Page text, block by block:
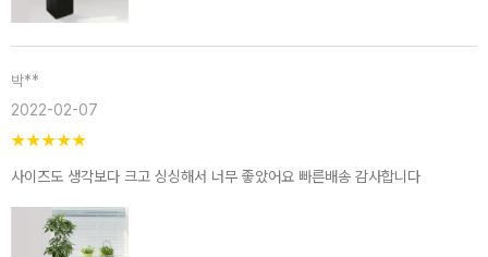
박**
2022-02-07
★★★★★
사이즈도 생각보다 크고 싱싱해서 너무 좋았어요 빠른배송 감사합니다